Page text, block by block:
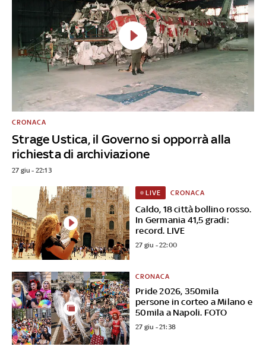
Strage Ustica, il Governo si opporrà alla
richiesta di archiviazione
CRONACA
27 giu - 22:13
Caldo, 18 città bollino rosso.
In Germania 41,5 gradi:
record. LIVE
LIVE CRONACA
27 giu - 22:00
Pride 2026, 350mila
persone in corteo a Milano e
50mila a Napoli. FOTO
CRONACA
27 giu - 21:38